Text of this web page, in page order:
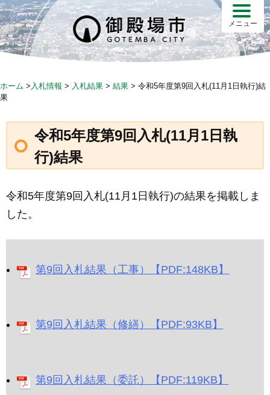
Skip
to
content
メニュー
ホーム > 入札情報 > 入札結果 > 結果 > 令和5年度第9回入札(11月1日執行)結
果
令和5年度第9回入札(11月1日執
行)結果
令和5年度第9回入札(11月1日執行)の結果を掲載しま
した。
第9回入札結果（工事）【PDF:148KB】
第9回入札結果（修繕）【PDF:93KB】
第9回入札結果（委託）【PDF:119KB】